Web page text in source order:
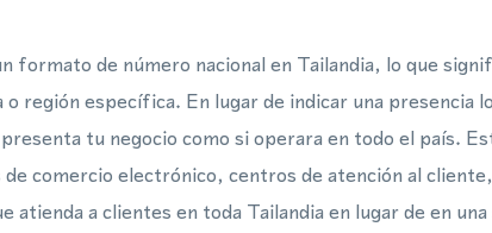
formato de número nacional en Tailandia, lo que
región específica. En lugar de indicar una presencia
tu negocio como si operara en todo el país.
de comercio electrónico, centros de atención al
atienda a clientes en toda Tailandia en lugar de en